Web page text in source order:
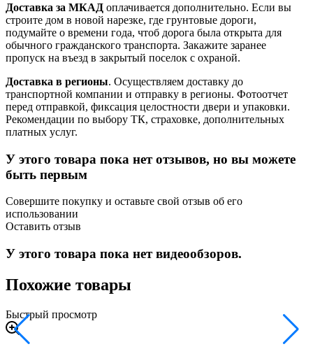
Доставка за МКАД оплачивается дополнительно. Если вы
строите дом в новой нарезке, где грунтовые дороги,
подумайте о времени года, чтоб дорога была открыта для
обычного гражданского транспорта. Закажите заранее
пропуск на въезд в закрытый поселок с охраной.
Доставка в регионы. Осуществляем доставку до
транспортной компании и отправку в регионы. Фотоотчет
перед отправкой, фиксация целостности двери и упаковки.
Рекомендации по выбору ТК, страховке, дополнительных
платных услуг.
У этого товара пока нет отзывов, но вы можете
быть первым
Совершите покупку и оставьте свой отзыв об его
использовании
Оставить отзыв
У этого товара пока нет видеообзоров.
Похожие товары
Быстрый просмотр